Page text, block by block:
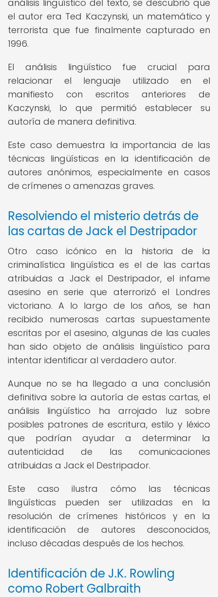
análisis lingüístico del texto, se descubrió que
el autor era Ted Kaczynski, un matemático y
terrorista que fue finalmente capturado en
1996.
El análisis lingüístico fue crucial para
relacionar el lenguaje utilizado en el
manifiesto con escritos anteriores de
Kaczynski, lo que permitió establecer su
autoría de manera definitiva.
Este caso demuestra la importancia de las
técnicas lingüísticas en la identificación de
autores anónimos, especialmente en casos
de crímenes o amenazas graves.
Resolviendo el misterio detrás de
las cartas de Jack el Destripador
Otro caso icónico en la historia de la
criminalística lingüística es el de las cartas
atribuidas a Jack el Destripador, el infame
asesino en serie que aterrorizó el Londres
victoriano. A lo largo de los años, se han
recibido numerosas cartas supuestamente
escritas por el asesino, algunas de las cuales
han sido objeto de análisis lingüístico para
intentar identificar al verdadero autor.
Aunque no se ha llegado a una conclusión
definitiva sobre la autoría de estas cartas, el
análisis lingüístico ha arrojado luz sobre
posibles patrones de escritura, estilo y léxico
que podrían ayudar a determinar la
autenticidad de las comunicaciones
atribuidas a Jack el Destripador.
Este caso ilustra cómo las técnicas
lingüísticas pueden ser utilizadas en la
resolución de crímenes históricos y en la
identificación de autores desconocidos,
incluso décadas después de los hechos.
Identificación de J.K. Rowling
como Robert Galbraith